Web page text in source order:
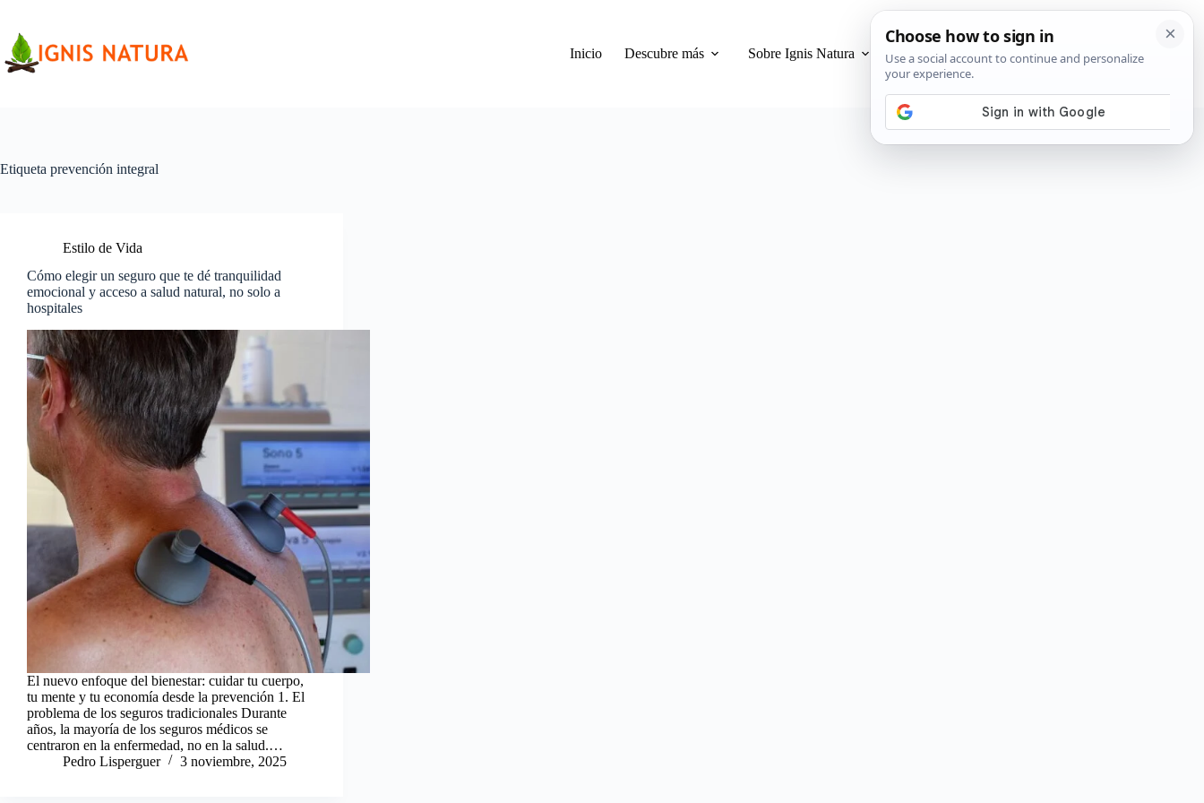
contenido
Inicio
Descubre más Sobre Ignis Natura Privacidad y Cookies
Etiqueta prevención integral
Estilo de Vida
Cómo elegir un seguro que te dé tranquilidad
emocional y acceso a salud natural, no solo a
hospitales
El nuevo enfoque del bienestar: cuidar tu cuerpo,
tu mente y tu economía desde la prevención 1. El
problema de los seguros tradicionales Durante
años, la mayoría de los seguros médicos se
centraron en la enfermedad, no en la salud.…
Pedro Lisperguer
3 noviembre, 2025